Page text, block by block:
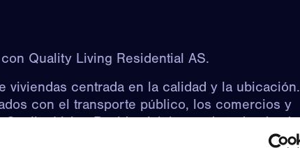
Quality Living Residential AS.
viviendas centrada en la calidad y la ubicación.
con el transporte público, los comercios y
Living Residential tienen de todo, desde
y viviendas para solteros o familias